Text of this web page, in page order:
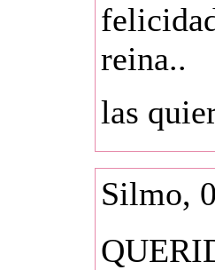
reina..
las
Silmo,